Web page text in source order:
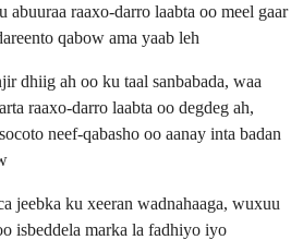
abuuraa raaxo-darro laabta oo meel gaar
qabow ama yaab leh
dhiig ah oo ku taal sanbabada, waa
raaxo-darro laabta oo degdeg ah,
neef-qabasho oo aanay inta badan
jeebka ku xeeran wadnahaaga, wuxuu
isbeddela marka la fadhiyo iyo